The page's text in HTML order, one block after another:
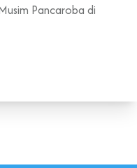
Pancaroba di